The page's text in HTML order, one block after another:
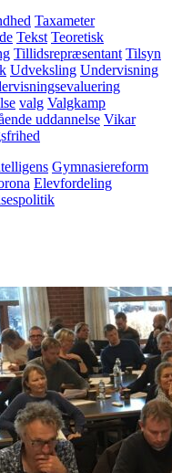
Taxameter
Tekst Teoretisk
Tillidsrepræsentant Tilsyn
Udveksling Undervisning
valg Valgkamp
uddannelse Vikar
Gymnasiereform
Elevfordeling